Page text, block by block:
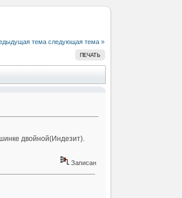
тема следующая тема »
ПЕЧАТЬ
двойной(Индезит).
Записан